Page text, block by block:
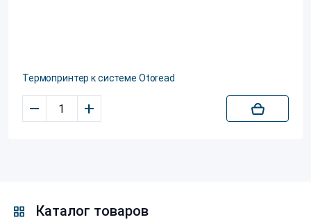
Термопринтер к системе Otoread
– +
Каталог товаров